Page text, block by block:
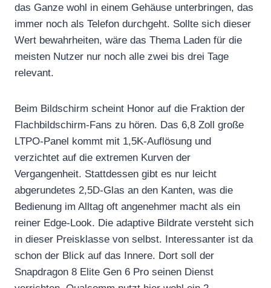
das Ganze wohl in einem Gehäuse unterbringen, das
immer noch als Telefon durchgeht. Sollte sich dieser
Wert bewahrheiten, wäre das Thema Laden für die
meisten Nutzer nur noch alle zwei bis drei Tage
relevant.
Beim Bildschirm scheint Honor auf die Fraktion der
Flachbildschirm-Fans zu hören. Das 6,8 Zoll große
LTPO-Panel kommt mit 1,5K-Auflösung und
verzichtet auf die extremen Kurven der
Vergangenheit. Stattdessen gibt es nur leicht
abgerundetes 2,5D-Glas an den Kanten, was die
Bedienung im Alltag oft angenehmer macht als ein
reiner Edge-Look. Die adaptive Bildrate versteht sich
in dieser Preisklasse von selbst. Interessanter ist da
schon der Blick auf das Innere. Dort soll der
Snapdragon 8 Elite Gen 6 Pro seinen Dienst